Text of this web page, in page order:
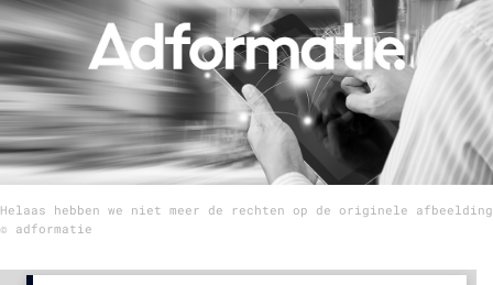
Menu
Home
9 sept: GenAI-training
12 nov: MarketingLive!
Adverteren
Events
Helaas hebben we niet meer de rechten op de originele afbeelding
© adformatie